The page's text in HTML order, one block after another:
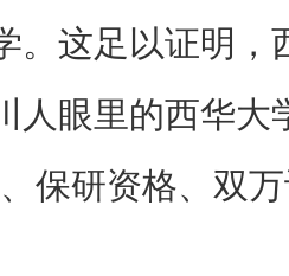
。这足以证明，
人眼里的西华大
保研资格、双